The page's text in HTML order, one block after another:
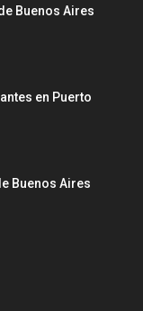
Buenos Aires
en Puerto
Buenos Aires